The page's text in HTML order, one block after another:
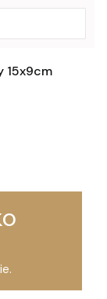
15x9cm
do ostatniej